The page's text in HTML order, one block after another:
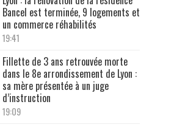
Bancel est terminée, 9 logements et
un commerce réhabilités
19:41
Fillette de 3 ans retrouvée morte
dans le 8e arrondissement de Lyon :
sa mère présentée à un juge
d’instruction
19:09